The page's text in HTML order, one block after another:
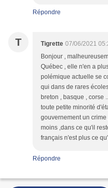
Répondre
T Tigrette 07/06/2021
Bonjour ,
Québec , elle n'en a
polémique actuelle se
qui dans de rares
breton , basque , corse
toute petite minorité
gouvernement un
moins ,dans ce qu'il
français n'est plus ce
Répondre